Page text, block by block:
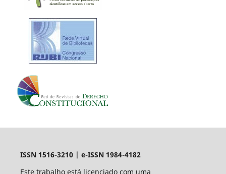
ISSN 1516-3210 | e-ISSN 1984-4182
Este trabalho está licenciado com uma